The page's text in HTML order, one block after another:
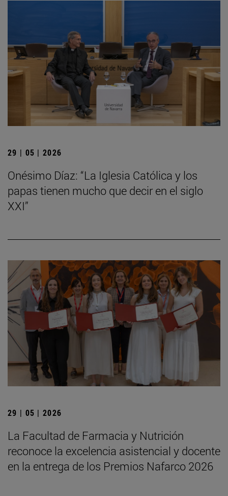
29 | 05 | 2026
Onésimo Díaz: “La Iglesia Católica y los
papas tienen mucho que decir en el siglo
XXI”
29 | 05 | 2026
La Facultad de Farmacia y Nutrición
reconoce la excelencia asistencial y docente
en la entrega de los Premios Nafarco 2026